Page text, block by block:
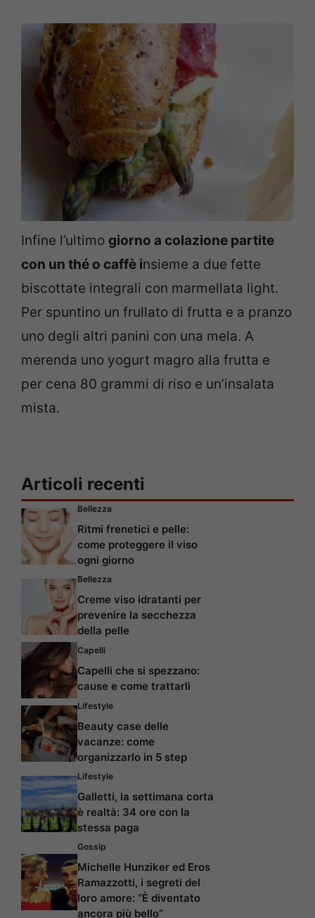
Infine l’ultimo giorno a colazione partite
con un thé o caffè insieme a due fette
biscottate integrali con marmellata light.
Per spuntino un frullato di frutta e a pranzo
uno degli altri panini con una mela. A
merenda uno yogurt magro alla frutta e
per cena 80 grammi di riso e un’insalata
mista.
Articoli recenti
Bellezza
Ritmi frenetici e pelle:
come proteggere il viso
ogni giorno
Bellezza
Creme viso idratanti per
prevenire la secchezza
della pelle
Capelli
Capelli che si spezzano:
cause e come trattarli
Lifestyle
Beauty case delle
vacanze: come
organizzarlo in 5 step
Lifestyle
Galletti, la settimana corta
è realtà: 34 ore con la
stessa paga
Gossip
Michelle Hunziker ed Eros
Ramazzotti, i segreti del
loro amore: “È diventato
ancora più bello”